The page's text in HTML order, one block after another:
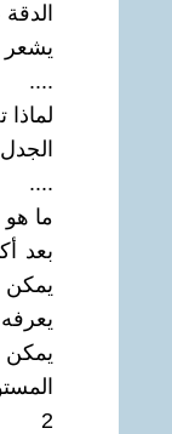
يشعر
....
....
ما
بعد
يمكن
يمكن
2